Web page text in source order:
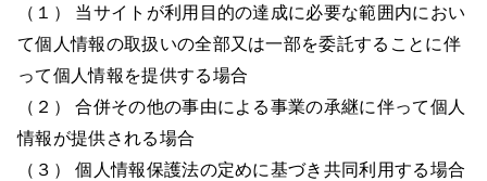
（１） 当サイトが利用目的の達成に必要な範囲内におい
て個人情報の取扱いの全部又は一部を委託することに伴
って個人情報を提供する場合
（２） 合併その他の事由による事業の承継に伴って個人
情報が提供される場合
（３） 個人情報保護法の定めに基づき共同利用する場合